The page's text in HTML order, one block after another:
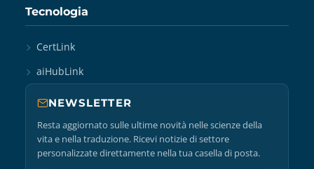
Tecnologia
CertLink
aiHubLink
NEWSLETTER
Resta aggiornato sulle ultime novità nelle scienze della
vita e nella traduzione. Ricevi notizie di settore
personalizzate direttamente nella tua casella di posta.